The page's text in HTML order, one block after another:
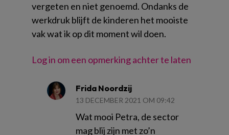
vergeten en niet genoemd. Ondanks de
werkdruk blijft de kinderen het mooiste
vak wat ik op dit moment wil doen.
Log in om een opmerking achter te laten
Frida Noordzij
13 DECEMBER 2021 OM 09:42
Wat mooi Petra, de sector
mag blij zijn met zo’n